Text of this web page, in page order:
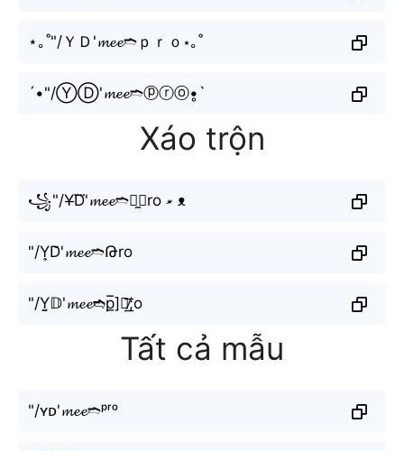
⋆｡˚"/ＹＤ'𝓶𝓮𝓮➬ｐｒｏ⋆｡˚
´•"/ⓎⒹ'𝓶𝓮𝓮➬ⓟⓡⓞ•̥`
Xáo trộn
꧁"/Y̶D⃜'𝓶𝓮𝓮➬🅿̼⧽ro ⋆̷ ᴥ
"/Y͎D̆'𝓶𝓮𝓮➬Թro
"/Y̤̮𝔻'𝓶𝓮𝓮➬p̲̅]🇷̸͟͞;o
Tất cả mẫu
"/ʏᴅ'𝓶𝓮𝓮➬ᵖʳᵒ